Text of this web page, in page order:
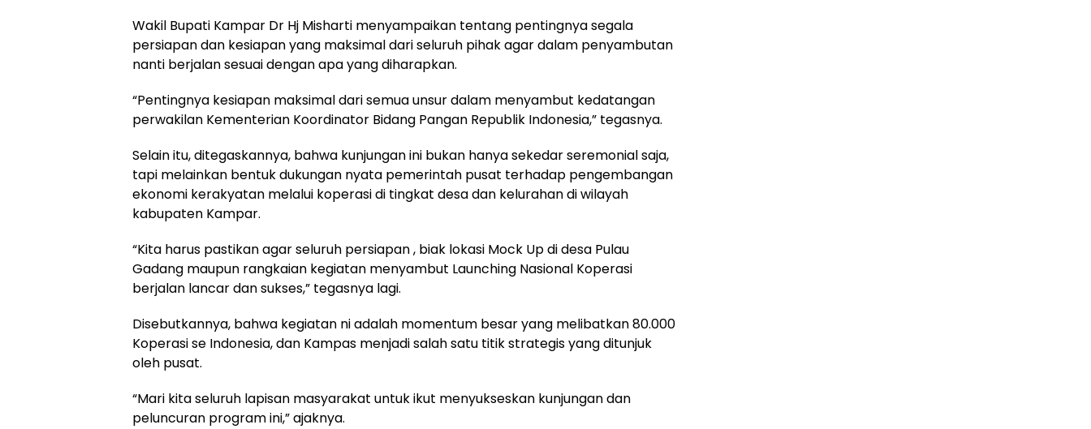
Wakil Bupati Kampar Dr Hj Misharti menyampaikan tentang pentingnya segala
persiapan dan kesiapan yang maksimal dari seluruh pihak agar dalam penyambutan
nanti berjalan sesuai dengan apa yang diharapkan.
“Pentingnya kesiapan maksimal dari semua unsur dalam menyambut kedatangan
perwakilan Kementerian Koordinator Bidang Pangan Republik Indonesia,” tegasnya.
Selain itu, ditegaskannya, bahwa kunjungan ini bukan hanya sekedar seremonial saja,
tapi melainkan bentuk dukungan nyata pemerintah pusat terhadap pengembangan
ekonomi kerakyatan melalui koperasi di tingkat desa dan kelurahan di wilayah
kabupaten Kampar.
“Kita harus pastikan agar seluruh persiapan , biak lokasi Mock Up di desa Pulau
Gadang maupun rangkaian kegiatan menyambut Launching Nasional Koperasi
berjalan lancar dan sukses,” tegasnya lagi.
Disebutkannya, bahwa kegiatan ni adalah momentum besar yang melibatkan 80.000
Koperasi se Indonesia, dan Kampas menjadi salah satu titik strategis yang ditunjuk
oleh pusat.
“Mari kita seluruh lapisan masyarakat untuk ikut menyukseskan kunjungan dan
peluncuran program ini,” ajaknya.